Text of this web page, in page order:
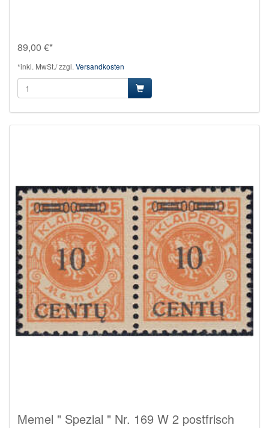
89,00 €*
*inkl. MwSt./ zzgl. Versandkosten
Memel " Spezial " Nr. 169 W 2 postfrisch